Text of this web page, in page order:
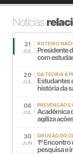
Notícias
31
JUL
ROTEIRO
Presidente
com
20
JUL
DA TEORIA À
Estudantes
história da
08
JUL
PREVENÇÃO E
Acadêmica
agiliza
30
JUN
DIFUSÃO DO
1º Encontro
pesquisa e